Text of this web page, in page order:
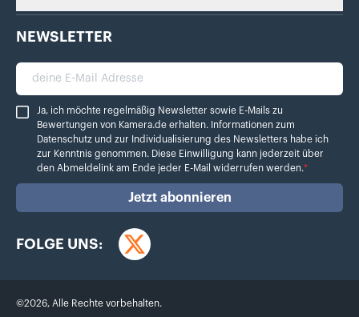
NEWSLETTER
deine E-Mail Adresse
Ja, ich möchte regelmäßig Newsletter sowie E-Mails zu Bewertungen von
Ja, ich möchte regelmäßig Newsletter sowie E-Mails zu
Bewertungen von Kamera.de erhalten. Informationen zum
Datenschutz und zur Individualisierung des Newsletters habe ich
zur Kenntnis genommen. Diese Einwilligung kann jederzeit über
den Abmeldelink am Ende jeder E-Mail widerrufen werden.*
Jetzt abonnieren
FOLGE UNS:
Twitter
©2026, Alle Rechte vorbehalten.